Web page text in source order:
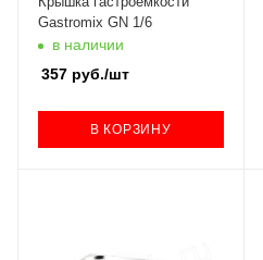
Gastromix GN 1/6
в наличии
357 руб./шт
В КОРЗИНУ